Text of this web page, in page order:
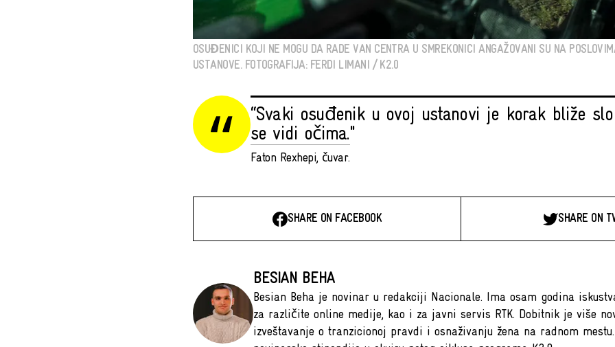
OSUĐENICI KOJI NE MOGU DA RADE VAN CENTRA U SMREKONICI ANGAŽOVANI SU NA
USTANOVE. FOTOGRAFIJA: FERDI LIMANI / K2.0
“Svaki osuđenik u ovoj ustanovi je korak bliže
se vidi očima."
Faton Rexhepi, čuvar.
SHARE ON FACEBOOK SHARE ON
BESIAN BEHA
Besian Beha je novinar u redakciji Nacionale. Ima osam godina
za različite online medije, kao i za javni servis RTK. Dobitnik je više
izveštavanje o tranzicionoj pravdi i osnaživanju žena na radnom